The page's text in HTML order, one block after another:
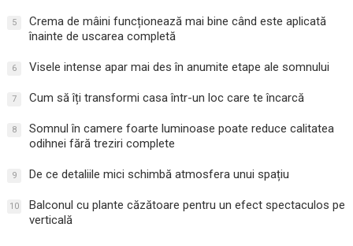
5
Crema de mâini funcționează mai bine când este aplicată
înainte de uscarea completă
6 Visele intense apar mai des în anumite etape ale somnului
7 Cum să îți transformi casa într-un loc care te încarcă
8
Somnul în camere foarte luminoase poate reduce calitatea
odihnei fără treziri complete
9 De ce detaliile mici schimbă atmosfera unui spațiu
10
Balconul cu plante căzătoare pentru un efect spectaculos pe
verticală